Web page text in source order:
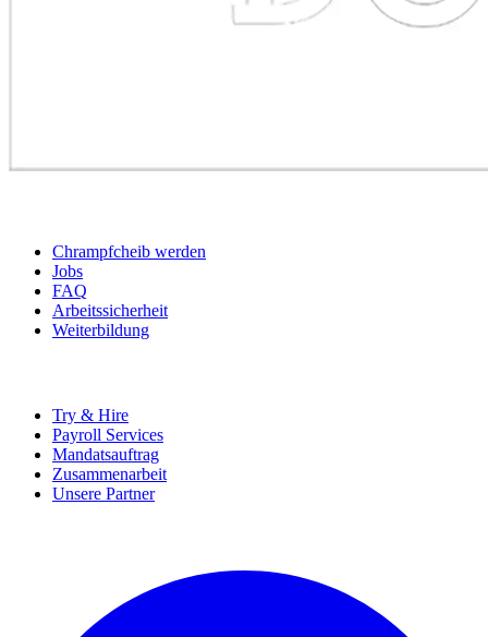
Chrampfcheib werden
Jobs
FAQ
Arbeitssicherheit
Weiterbildung
Try & Hire
Payroll Services
Mandatsauftrag
Zusammenarbeit
Unsere Partner